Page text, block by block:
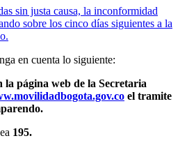
sin justa causa, la inconformidad
sobre los cinco días siguientes a la
en cuenta lo siguiente:
página web de la Secretaria
el tramite
195.